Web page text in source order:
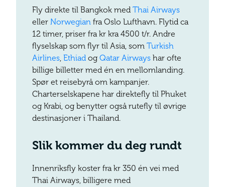
Fly direkte til Bangkok med Thai Airways
eller Norwegian fra Oslo Lufthavn. Flytid ca
12 timer, priser fra kr kra 4500 t/r. Andre
flyselskap som flyr til Asia, som Turkish
Airlines, Ethiad og Qatar Airways har ofte
billige billetter med én en mellomlanding.
Spør et reisebyrå om kampanjer.
Charterselskapene har direktefly til Phuket
og Krabi, og benytter også rutefly til øvrige
destinasjoner i Thailand.
Slik kommer du deg rundt
Innenriksfly koster fra kr 350 én vei med
Thai Airways, billigere med